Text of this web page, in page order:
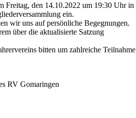
Freitag, den 14.10.2022 um 19:30 Uhr in
ein.
wir uns auf persönliche Begegnungen.
über die aktualisierte Satzung
bitten um zahlreiche Teilnahme
RV Gomaringen